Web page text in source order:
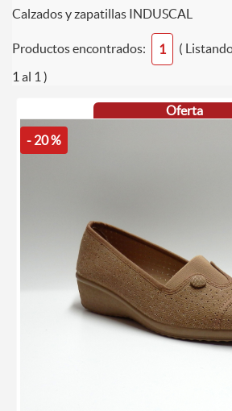
Calzados y zapatillas INDUSCAL
Productos encontrados: 1
(
1 al 1 )
Oferta
- 20 %